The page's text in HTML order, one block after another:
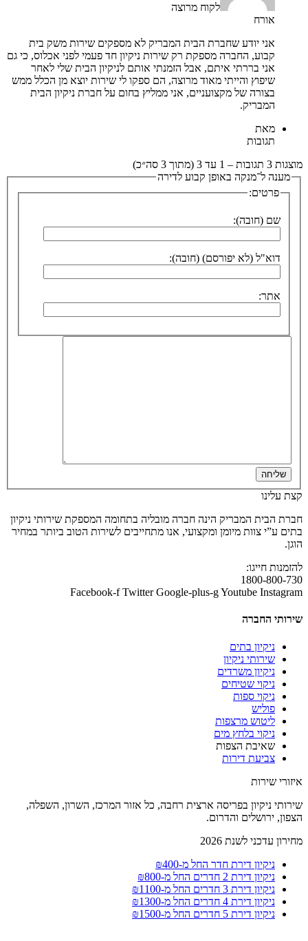
לקוח מרוצה
אורח
אני יודע שחברת הבית המבריק לא מספקים שירות משק בית
קבוע, החברה מספקת רק שירות ניקיון חד פעמי לפני אכלוס, כי גם
אני בררתי איתם, אבל הזמנתי אותם לניקיון הבית שלי לאחר
שיפוץ והייתי מאוד מרוצה, הם ספקו לי שירות יוצא מן הכלל ממש
בצורה של מקצועניים, אני ממליץ בחום על חברת ניקיון הבית
המבריק.
מאת
תגובות
מוצגות 3 תגובות – 1 עד 3 (מתוך 3 סה״כ)
מענה ל־מנקה באופן קבוע לדירה
פרטים:
שם (חובה):
דוא"ל (לא יפורסם) (חובה):
אתר:
שליחה
קצת עלינו
חברת הבית המבריק הינה חברה מובליה בתחומה המספקת שירותי ניקיון
בתים ע”י צוות מיומן ומקצועי, אנו מתחייבים לשירות הטוב ביותר במחיר
הוגן.
להזמנות חייגו:
1800-800-730
Facebook-f Twitter Google-plus-gYoutube Instagram
שירותי החברה
ניקיון בתים
שירותי ניקיון
ניקיון משרדים
ניקוי שטיחים
ניקוי ספות
פוליש
ליטוש מרצפות
ניקוי בלחץ מים
שאיבת הצפות
צביעת דירות
איזורי שירות
שירותי ניקיון בפריסה ארצית רחבה, כל אזור המרכז, השרון, השפלה,
הצפון, ירושלים והדרום.
מחירון עדכני לשנת 2026
ניקיון דירת חדר החל מ-₪400
ניקיון דירת 2 חדרים החל מ-₪800
ניקיון דירת 3 חדרים החל מ-₪1100
ניקיון דירת 4 חדרים החל מ-₪1300
ניקיון דירת 5 חדרים החל מ-₪1500